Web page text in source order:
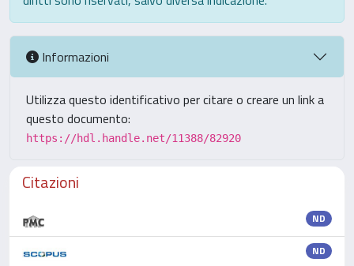
Informazioni
Utilizza questo identificativo per citare o creare un link a
questo documento:
https://hdl.handle.net/11388/82920
Citazioni
ND
ND